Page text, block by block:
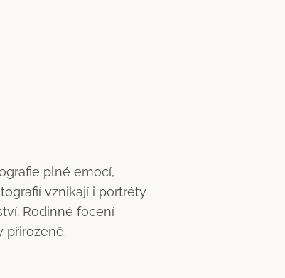
plné emocí,
vznikají i portréty
Rodinné focení
přirozeně.